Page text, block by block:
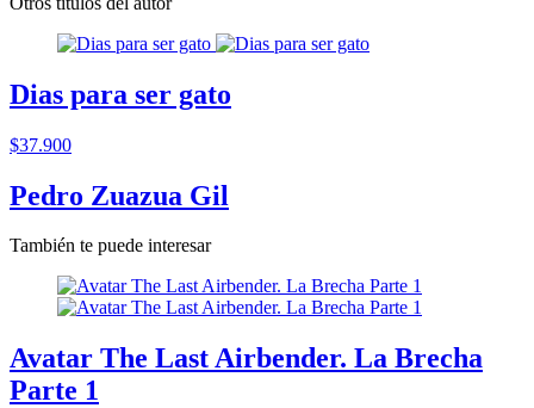
Dias para ser gato
$37.900
Pedro Zuazua Gil
También te puede interesar
Avatar The Last Airbender. La Brecha
Parte 1